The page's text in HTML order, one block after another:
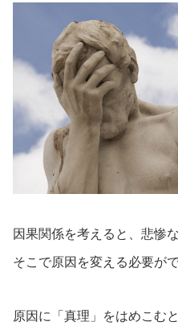
因果関係を考えると、悲惨
そこで原因を変える必要が
原因に「真理」をはめこむ